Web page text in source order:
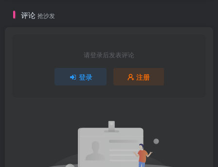
评论 抢沙发
请登录后发表评论
登录 注册